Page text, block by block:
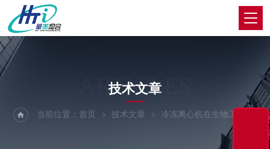
ARTICLES
技术文章
当前位置：首页 技术文章 冷冻离心机在生物工程领域有哪些应用？